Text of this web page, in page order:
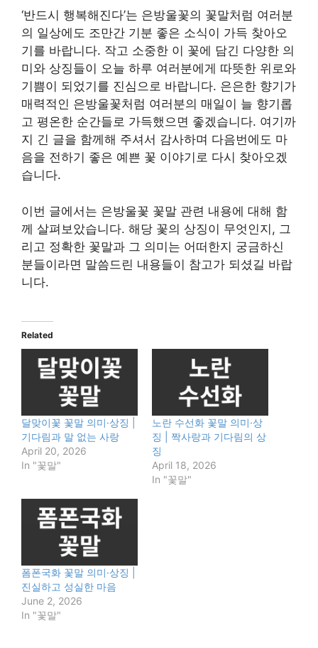
‘반드시 행복해진다’는 은방울꽃의 꽃말처럼 여러분
의 일상에도 조만간 기분 좋은 소식이 가득 찾아오
기를 바랍니다. 작고 소중한 이 꽃에 담긴 다양한 의
미와 상징들이 오늘 하루 여러분에게 따뜻한 위로와
기쁨이 되었기를 진심으로 바랍니다. 은은한 향기가
매력적인 은방울꽃처럼 여러분의 매일이 늘 향기롭
고 평온한 순간들로 가득했으면 좋겠습니다. 여기까
지 긴 글을 함께해 주셔서 감사하며 다음번에도 마
음을 전하기 좋은 예쁜 꽃 이야기로 다시 찾아오겠
습니다.
이번 글에서는 은방울꽃 꽃말 관련 내용에 대해 함
께 살펴보았습니다. 해당 꽃의 상징이 무엇인지, 그
리고 정확한 꽃말과 그 의미는 어떠한지 궁금하신
분들이라면 말씀드린 내용들이 참고가 되셨길 바랍
니다.
Related
달맞이꽃 꽃말 의미·상징 |
기다림과 말 없는 사랑
April 20, 2026
In "꽃말"
노란 수선화 꽃말 의미·상
징 | 짝사랑과 기다림의 상
징
April 18, 2026
In "꽃말"
폼폰국화 꽃말 의미·상징 |
진실하고 성실한 마음
June 2, 2026
In "꽃말"